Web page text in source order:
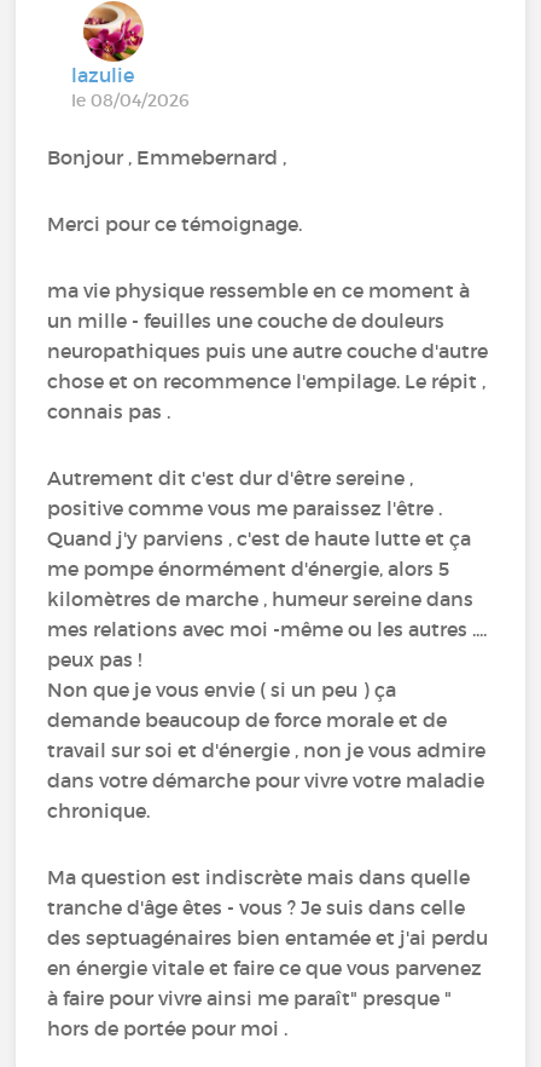
lazulie
le 08/04/2026
Bonjour , Emmebernard ,
Merci pour ce témoignage.
ma vie physique ressemble en ce moment à
un mille - feuilles une couche de douleurs
neuropathiques puis une autre couche d'autre
chose et on recommence l'empilage. Le répit ,
connais pas .
Autrement dit c'est dur d'être sereine ,
positive comme vous me paraissez l'être .
Quand j'y parviens , c'est de haute lutte et ça
me pompe énormément d'énergie, alors 5
kilomètres de marche , humeur sereine dans
mes relations avec moi -même ou les autres ....
peux pas !
Non que je vous envie ( si un peu ) ça
demande beaucoup de force morale et de
travail sur soi et d'énergie , non je vous admire
dans votre démarche pour vivre votre maladie
chronique.
Ma question est indiscrète mais dans quelle
tranche d'âge êtes - vous ? Je suis dans celle
des septuagénaires bien entamée et j'ai perdu
en énergie vitale et faire ce que vous parvenez
à faire pour vivre ainsi me paraît" presque "
hors de portée pour moi .